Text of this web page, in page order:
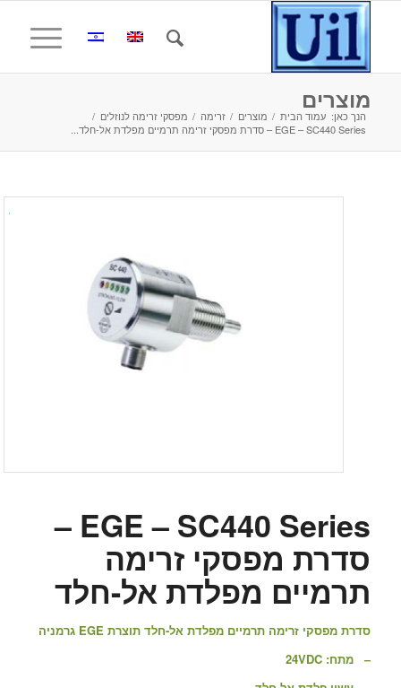
מוצרים
הנך כאן: עמוד הבית / מוצרים / זרימה / מפסקי זרימה לנוזלים /
EGE – SC440 Series – סדרת מפסקי זרימה תרמיים מפלדת אל-חלד...
EGE – SC440 Series –
סדרת מפסקי זרימה
תרמיים מפלדת אל-חלד
סדרת מפסקי זרימה תרמיים מפלדת אל-חלד תוצרת EGE גרמניה
– מתח: 24VDC